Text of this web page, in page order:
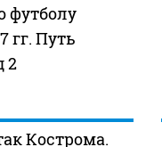
футболу
гг. Путь
2
Кострома.